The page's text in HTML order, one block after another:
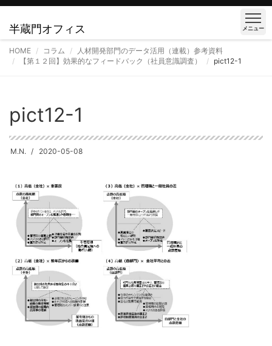
半蔵門オフィス メニュー
HOME コラム
人材開発部門のデータ活用（連載）参考資料
【第１２回】効果的なフィードバック（社員意識調査）
pict12-1
pict12-1
M.N. 2020-05-08